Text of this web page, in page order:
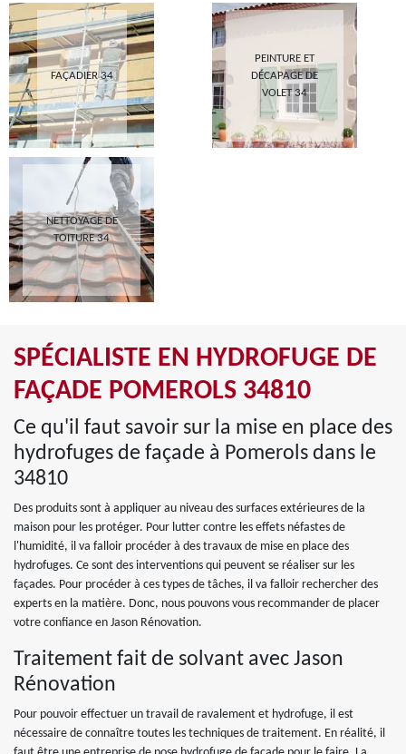
FAÇADIER 34
PEINTURE ET
DÉCAPAGE DE
VOLET 34
NETTOYAGE DE
TOITURE 34
SPÉCIALISTE EN HYDROFUGE DE
FAÇADE POMEROLS 34810
Ce qu'il faut savoir sur la mise en place des
hydrofuges de façade à Pomerols dans le
34810
Des produits sont à appliquer au niveau des surfaces extérieures de la
maison pour les protéger. Pour lutter contre les effets néfastes de
l'humidité, il va falloir procéder à des travaux de mise en place des
hydrofuges. Ce sont des interventions qui peuvent se réaliser sur les
façades. Pour procéder à ces types de tâches, il va falloir rechercher des
experts en la matière. Donc, nous pouvons vous recommander de placer
votre confiance en Jason Rénovation.
Traitement fait de solvant avec Jason
Rénovation
Pour pouvoir effectuer un travail de ravalement et hydrofuge, il est
nécessaire de connaître toutes les techniques de traitement. En réalité, il